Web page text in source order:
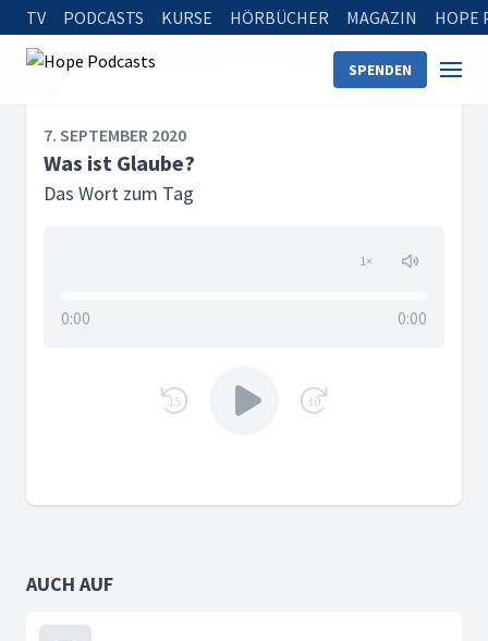
TV PODCASTS KURSE HÖRBÜCHER MAGAZIN HOPE
SPENDEN
Startseite Was ist Glaube?
7. SEPTEMBER 2020
Was ist Glaube?
Das Wort zum Tag
1×
0:00 0:00
15 30
AUCH AUF